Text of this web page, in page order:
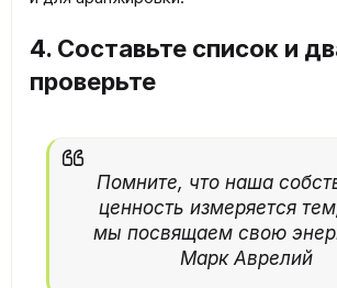
4. Составьте список и
проверьте
Помните, что наша
ценность измеряется
мы посвящаем свою
Марк Аврелий​